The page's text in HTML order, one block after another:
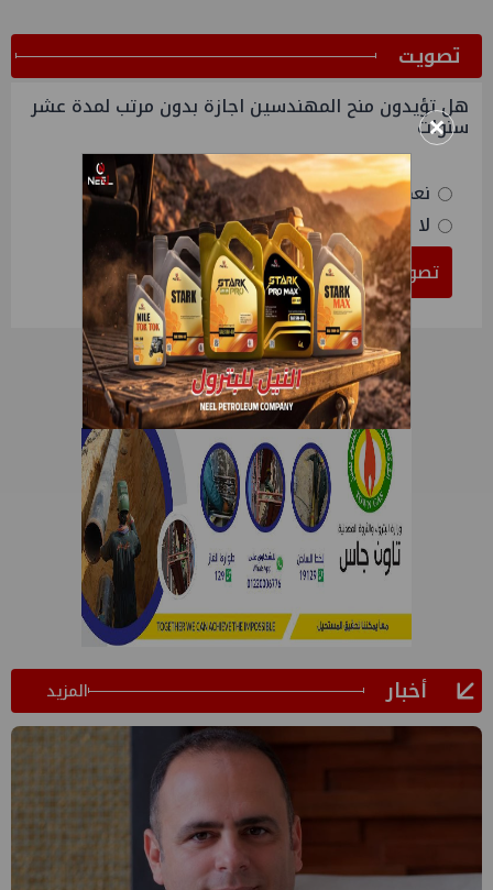
ﺗﺼﻮﻳﺖ
هل تؤيدون منح المهندسين اجازة بدون مرتب لمدة عشر
سنوات
نعم
لا
تصويت
النتائج
أخبار المزيد
×